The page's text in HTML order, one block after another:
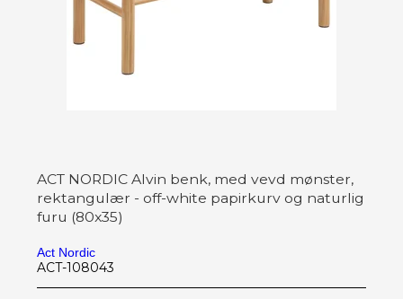
ACT NORDIC Alvin benk, med vevd mønster,
rektangulær - off-white papirkurv og naturlig
furu (80x35)
Act Nordic
ACT-108043